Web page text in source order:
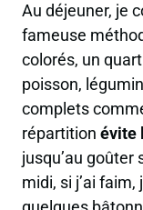
Au déjeuner, je
fameuse
colorés, un
poisson,
complets
répartition évite
jusqu’au goûter
midi, si j’ai